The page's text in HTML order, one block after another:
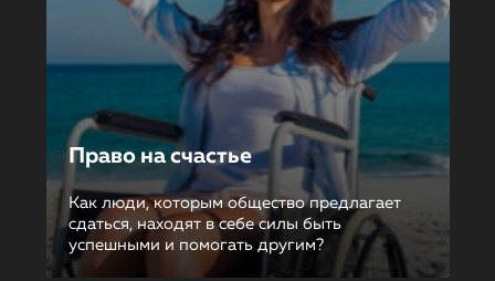
Право на счастье
Как люди, которым общество предлагает
сдаться, находят в себе силы быть
успешными и помогать другим?